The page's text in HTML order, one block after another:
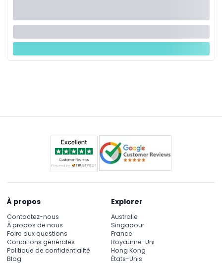
À propos
Contactez-nous
À propos de nous
Foire aux questions
Conditions générales
Politique de confidentialité
Blog
Explorer
Australie
Singapour
France
Royaume-Uni
Hong Kong
États-Unis